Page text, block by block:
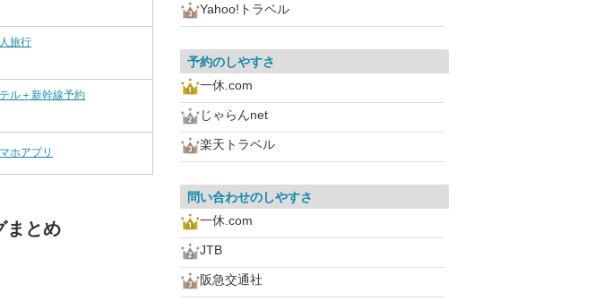
旅行
ル＋新幹線予約
ホアプリ
まとめ
Yahoo!トラベル
予約のしやすさ
一休.com
じゃらんnet
楽天トラベル
問い合わせのしやすさ
一休.com
JTB
阪急交通社